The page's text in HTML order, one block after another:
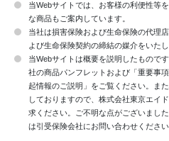
当Webサイトでは、お客様の利便性等
な商品もご案内しています。
当社は損害保険および生命保険の代理
よび生命保険契約の締結の媒介をいたし
当Webサイトは概要を説明したもので
社の商品パンフレットおよび「重要事
起情報のご説明」をご覧ください。ま
しておりますので、株式会社東京エイ
求ください。ご不明な点がございまし
は引受保険会社にお問い合わせください